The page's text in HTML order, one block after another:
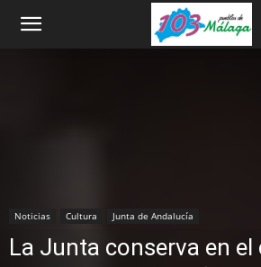
Noticias Cultura Junta de Andalucía
La Junta conserva en el